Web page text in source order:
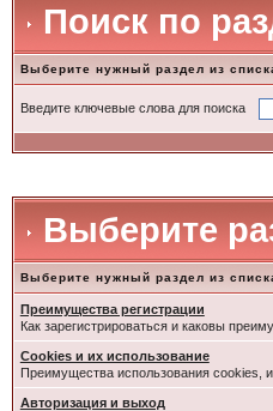
Поиск по
Выберите нужный раздел из
Введите ключевые слова для поиска
Выберите
Выберите нужный раздел из
Преимущества регистрации
Как зарегистрироваться и каковы
Cookies и их использование
Преимущества использования cookies,
Авторизация и выход